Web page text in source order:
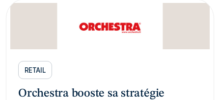
RETAIL
Orchestra booste sa stratégie